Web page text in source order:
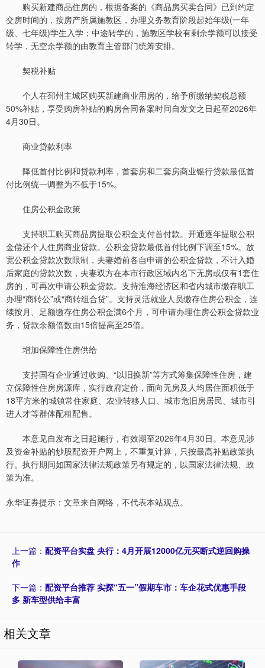
购买新建商品住房的，根据备案的《商品房买卖合同》已到约定
交房时间的，按房产所属施教区，办理义务教育阶段起始年级(一年
级、七年级)学生入学；中途转学的，施教区学校有剩余学额可以接受
转学，无空余学额的由教育主管部门统筹安排。
契税补贴
个人在邳州主城区购买新建商业用房的，给予所缴纳契税总额
50%补贴，享受购房补贴的购房合同备案时间自发文之日起至2026年
4月30日。
商业贷款利率
降低首付比例和贷款利率，首套房和二套房商业银行贷款最低首
付比例统一调整为不低于15%。
住房公积金政策
支持职工购买商品房提取公积金支付首付款。开通逐年提取公积
金偿还个人住房商业贷款。公积金贷款最低首付比例下调至15%。放
宽公积金贷款次数限制，夫妻婚前各自申请的公积金贷款，不计入婚
后家庭的贷款次数，夫妻双方在本市行政区域内名下无房或仅有1套住
房的，可再次申请公积金贷款。支持淮海经济区和省内城市缴存职工
办理“商转公”或“商转组合贷”。支持灵活就业人员缴存住房公积金，连
续按月、足额缴存住房公积金满6个月，可申请办理住房公积金贷款业
务，贷款余额倍数由15倍提高至25倍。
增加保障性住房供给
支持国有企业通过收购、“以旧换新”等方式筹集保障性住房，建
立保障性住房房源库，实行政府定价，面向无房及人均居住面积低于
18平方米的城镇常住家庭、农业转移人口、城市危旧房居民、城市引
进人才等群体配租配售。
本意见自发布之日起施行，有效期至2026年4月30日。本意见涉
及资金补贴的炒股配资开户网上，不重复计算，只按最高补贴政策执
行。执行期间如国家法律法规政策另有规定的，以国家法律法规、政
策为准。
永华证券提示：文章来自网络，不代表本站观点。
上一篇： 配资平台实盘 央行：4月开展12000亿元买断式逆回购操
作
下一篇： 配资平台推荐 实探“五一”假期车市：车企花式优惠手段
多 新车型供给丰富
相关文章